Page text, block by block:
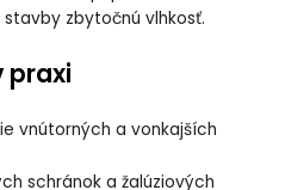
zbytočnú vlhkosť.
praxi
vnútorných a vonkajších
schránok a žalúziových